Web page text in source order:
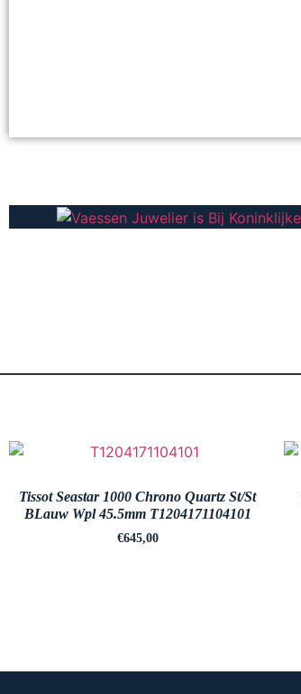
Tissot Seastar 1000 Chrono Quartz St/St
BLauw Wpl 45.5mm T1204171104101
€645,00